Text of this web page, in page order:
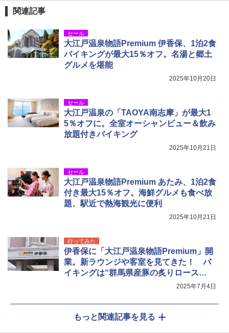
関連記事
セール
大江戸温泉物語Premium 伊香保、1泊2食
バイキングが最大15％オフ。名湯と郷土
グルメを堪能
2025年10月20日
セール
大江戸温泉の「TAOYA南志摩」が最大1
5％オフに。全室オーシャンビュー＆飲み
放題付きバイキング
2025年10月21日
セール
大江戸温泉物語Premium あたみ、1泊2食
付き最大15％オフ。海鮮グルメも食べ放
題、駅近で熱海観光に便利
2025年10月21日
行ってみた
伊香保に「大江戸温泉物語Premium」開
業。新ラウンジや客室を見てきた！ バ
イキングは“群馬県産豚の炙りロース
2025年7月4日
もっと関連記事を見る